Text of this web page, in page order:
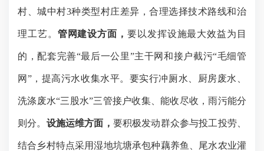
村、城中村3种类型村庄差异，合理选择技术路线和治
理工艺。 管网建设方面，要以发挥设施最大效益为目
的，配套完善“最后一公里”主干网和接户截污“毛细管
网”，提高污水收集水平。要实行冲厕水、厨房废水、
洗涤废水“三股水”三管接户收集、能收尽收，雨污能分
则分。 设施运维方面， 要积极发动群众参与投工投劳、
结合乡村特点采用湿地坑塘承包种藕养鱼、尾水农业灌